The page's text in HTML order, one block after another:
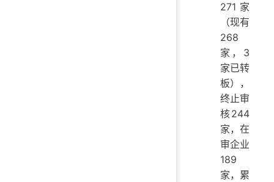
271家
（现有
268
家，3
家已转
板），
终止审
核244
家，在
审企业
189
家，累